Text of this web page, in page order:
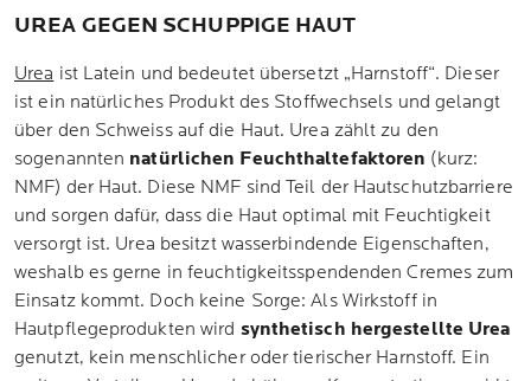
UREA GEGEN SCHUPPIGE HAUT
Urea ist Latein und bedeutet übersetzt „Harnstoff“. Dieser
ist ein natürliches Produkt des Stoffwechsels und gelangt
über den Schweiss auf die Haut. Urea zählt zu den
sogenannten natürlichen Feuchthaltefaktoren (kurz:
NMF) der Haut. Diese NMF sind Teil der Hautschutzbarriere
und sorgen dafür, dass die Haut optimal mit Feuchtigkeit
versorgt ist. Urea besitzt wasserbindende Eigenschaften,
weshalb es gerne in feuchtigkeitsspendenden Cremes zum
Einsatz kommt. Doch keine Sorge: Als Wirkstoff in
Hautpflegeprodukten wird synthetisch hergestellte Urea
genutzt, kein menschlicher oder tierischer Harnstoff. Ein